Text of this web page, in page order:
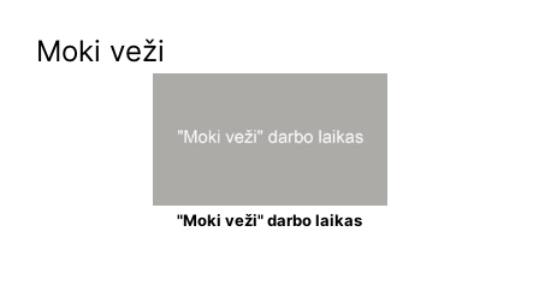
Moki veži
"Moki veži" darbo laikas